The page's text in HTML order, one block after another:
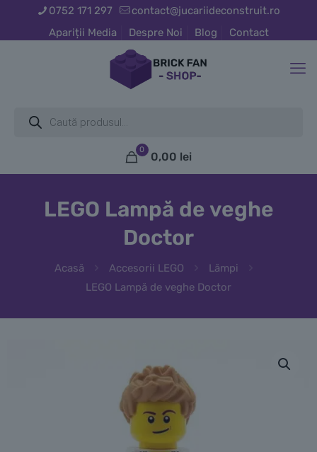
0752 171 297
contact@jucariideconstruit.ro
Apariții Media
Despre Noi Blog Contact
search
0
0,00 lei
LEGO Lampă de veghe
Doctor
Acasă Accesorii LEGO
Lămpi
LEGO Lampă de veghe Doctor